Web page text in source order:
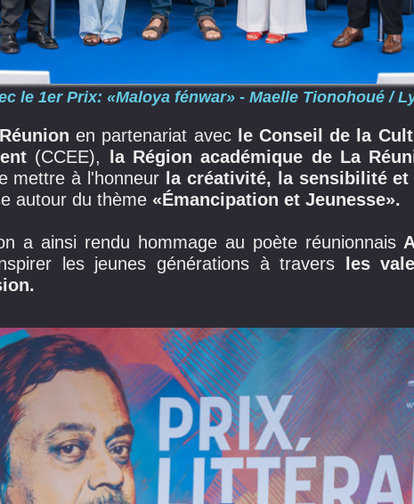
le 1er Prix: «Maloya fénwar» - Maelle Tionohoué /
en partenariat avecle Conseil de la
(CCEE), la Région académique de La
mettre à l'honneur la créativité, la sensibilité et
autour du thème «Émancipation et Jeunesse».
a ainsi rendu hommage au poète réunionnais
les jeunes générations à travers
les